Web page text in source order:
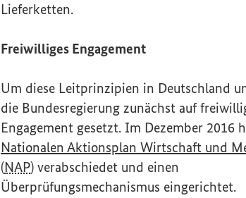
Lieferketten.
Freiwilliges Engagement
Um diese Leitprinzipien in Deutschland
die Bundesregierung zunächst auf
Engagement gesetzt. Im Dezember 2016
Nationalen Aktionsplan Wirtschaft und
(NAP) verabschiedet und einen
Überprüfungsmechanismus eingerichtet.